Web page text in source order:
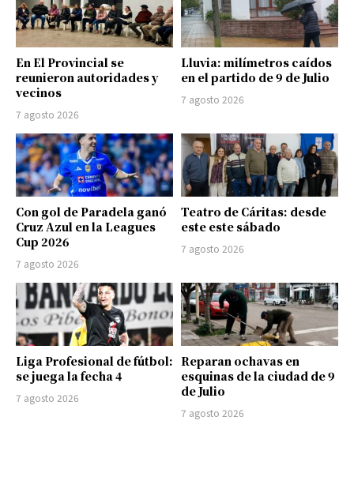
En El Provincial se
reunieron autoridades y
vecinos
7 agosto 2026
Lluvia: milímetros caídos
en el partido de 9 de Julio
7 agosto 2026
Con gol de Paradela ganó
Cruz Azul en la Leagues
Cup 2026
7 agosto 2026
Teatro de Cáritas: desde
este este sábado
7 agosto 2026
Liga Profesional de fútbol:
se juega la fecha 4
7 agosto 2026
Reparan ochavas en
esquinas de la ciudad de 9
de Julio
7 agosto 2026